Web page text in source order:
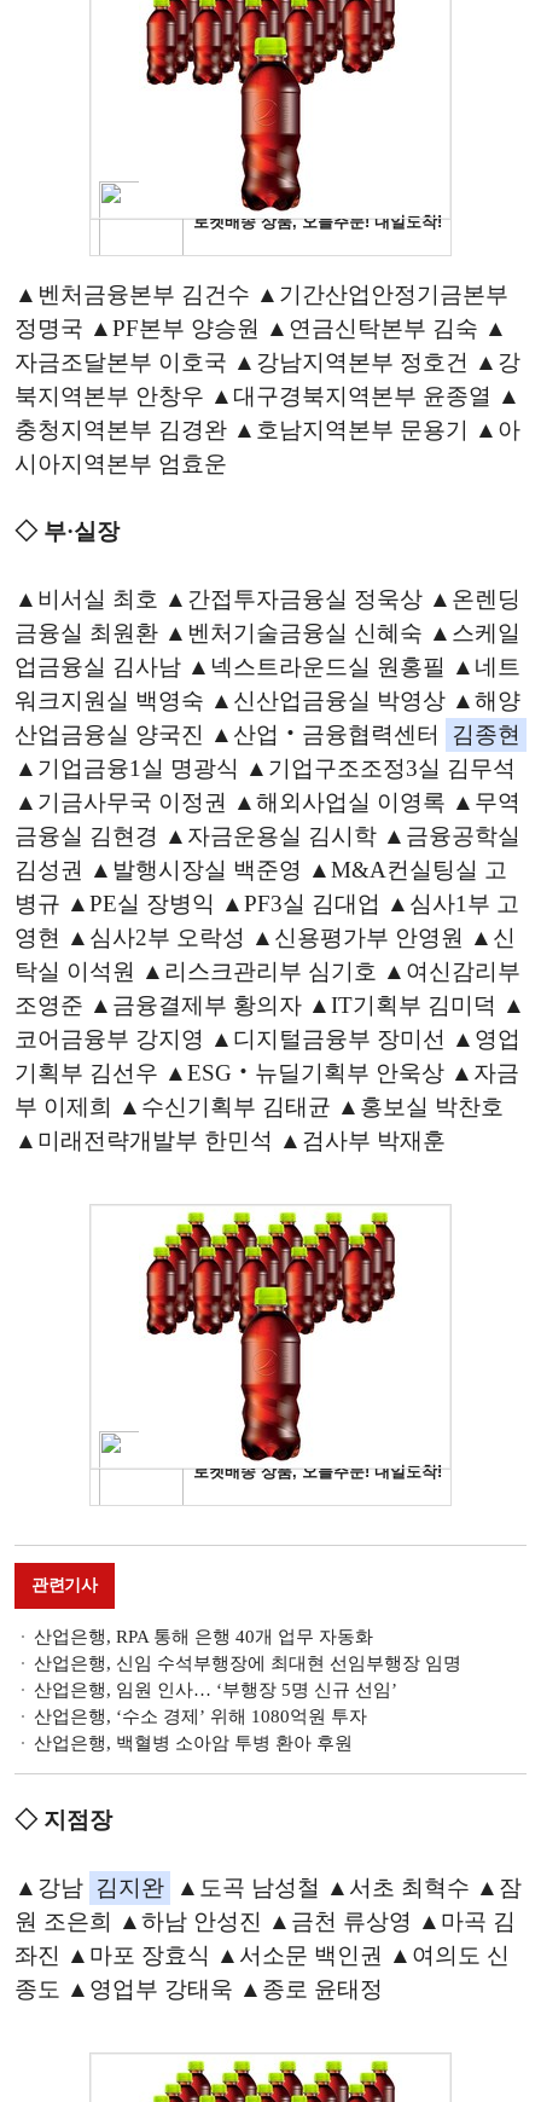
▲벤처금융본부 김건수 ▲기간산업안정기금본부
정명국 ▲PF본부 양승원 ▲연금신탁본부 김숙 ▲
자금조달본부 이호국 ▲강남지역본부 정호건 ▲강
북지역본부 안창우 ▲대구경북지역본부 윤종열 ▲
충청지역본부 김경완 ▲호남지역본부 문용기 ▲아
시아지역본부 엄효운
◇ 부·실장
▲비서실 최호 ▲간접투자금융실 정욱상 ▲온렌딩
금융실 최원환 ▲벤처기술금융실 신혜숙 ▲스케일
업금융실 김사남 ▲넥스트라운드실 원홍필 ▲네트
워크지원실 백영숙 ▲신산업금융실 박영상 ▲해양
산업금융실 양국진 ▲산업‧금융협력센터
김종현
▲기업금융1실 명광식 ▲기업구조조정3실 김무석
▲기금사무국 이정권 ▲해외사업실 이영록 ▲무역
금융실 김현경 ▲자금운용실 김시학 ▲금융공학실
김성권 ▲발행시장실 백준영 ▲M&A컨실팅실 고
병규 ▲PE실 장병익 ▲PF3실 김대업 ▲심사1부 고
영현 ▲심사2부 오락성 ▲신용평가부 안영원 ▲신
탁실 이석원 ▲리스크관리부 심기호 ▲여신감리부
조영준 ▲금융결제부 황의자 ▲IT기획부 김미덕 ▲
코어금융부 강지영 ▲디지털금융부 장미선 ▲영업
기획부 김선우 ▲ESG‧뉴딜기획부 안욱상 ▲자금
부 이제희 ▲수신기획부 김태균 ▲홍보실 박찬호
▲미래전략개발부 한민석 ▲검사부 박재훈
관련기사
산업은행, RPA 통해 은행 40개 업무 자동화
산업은행, 신임 수석부행장에 최대현 선임부행장 임명
산업은행, 임원 인사… ‘부행장 5명 신규 선임’
산업은행, ‘수소 경제’ 위해 1080억원 투자
산업은행, 백혈병 소아암 투병 환아 후원
◇ 지점장
▲강남 김지완
▲도곡 남성철 ▲서초 최혁수 ▲잠
원 조은희 ▲하남 안성진 ▲금천 류상영 ▲마곡 김
좌진 ▲마포 장효식 ▲서소문 백인권 ▲여의도 신
종도 ▲영업부 강태욱 ▲종로 윤태정